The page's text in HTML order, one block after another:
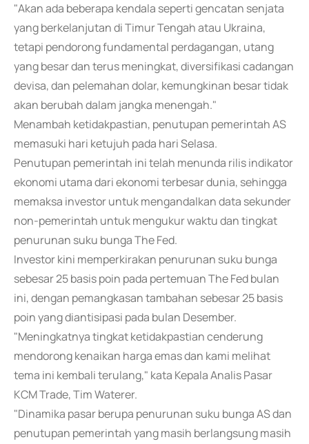
"Akan ada beberapa kendala seperti gencatan senjata
yang berkelanjutan di Timur Tengah atau Ukraina,
tetapi pendorong fundamental perdagangan, utang
yang besar dan terus meningkat, diversifikasi cadangan
devisa, dan pelemahan dolar, kemungkinan besar tidak
akan berubah dalam jangka menengah."
Menambah ketidakpastian, penutupan pemerintah AS
memasuki hari ketujuh pada hari Selasa.
Penutupan pemerintah ini telah menunda rilis indikator
ekonomi utama dari ekonomi terbesar dunia, sehingga
memaksa investor untuk mengandalkan data sekunder
non-pemerintah untuk mengukur waktu dan tingkat
penurunan suku bunga The Fed.
Investor kini memperkirakan penurunan suku bunga
sebesar 25 basis poin pada pertemuan The Fed bulan
ini, dengan pemangkasan tambahan sebesar 25 basis
poin yang diantisipasi pada bulan Desember.
"Meningkatnya tingkat ketidakpastian cenderung
mendorong kenaikan harga emas dan kami melihat
tema ini kembali terulang," kata Kepala Analis Pasar
KCM Trade, Tim Waterer.
"Dinamika pasar berupa penurunan suku bunga AS dan
penutupan pemerintah yang masih berlangsung masih